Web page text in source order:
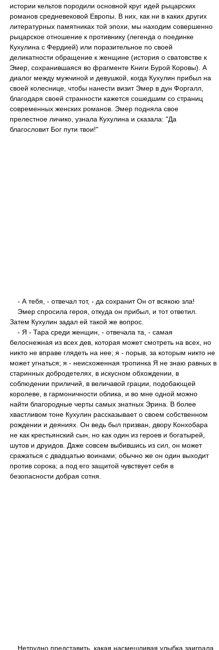
истории кельтов породили основной круг идей рыцарских
романов средневековой Европы. В них, как ни в каких других
литературных памятниках той эпохи, мы находим совершенно
рыцарское отношение к противнику (легенда о поединке
Кухулина с Фердией) или поразительное по своей
деликатности обращение к женщине (история о сватовстве к
Эмер, сохранившаяся во фрагменте Книги Бурой Коровы). А
диалог между мужчиной и девушкой, когда Кухулин прибыл на
своей колеснице, чтобы нанести визит Эмер в дун Форгалл,
благодаря своей странности кажется сошедшим со страниц
современных женских романов. Эмер подняла свое
прелестное личико, узнала Кухулина и сказала: "Да
благословит Бог пути твои!"
- А тебя, - отвечал тот, - да сохранит Он от всякою зла!
Эмер спросила героя, откуда он прибыл, и тот ответил.
Затем Кухулин задал ей такой же вопрос.
- Я - Тара среди женщин, - отвечала та, - самая
белоснежная из всех дев, которая может смотреть на всех, но
никто не вправе глядеть на нее; я - порыв, за которым никто не
может угнаться; я - неисхоженная тропинка Я не знаю равных в
старинных добродетелях, в искусном обхождении, в
соблюдении приличий, в величавой гpaции, подобающей
королеве, в гармоничности облика, и во мне одной можно
найти благородные черты самых знатных Эрина. В более
хвастливом тоне Кухулин рассказывает о своем собственном
рождении и деяниях. Он ведь был призван, двору Конхобара
не как крестьянский сын, но как один из героев и богатырей,
шутов и друидов. Даже совсем выбившись из сил, он может
сражаться с двадцатью воинами; обычно же он один выходит
против сорока; а под его защитой чувствует себя в
безопасности добрая сотня.
Нетрудно представить, какая насмешливая улыбка заиграла